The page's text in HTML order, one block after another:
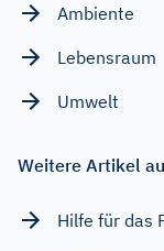
Ambiente
Lebensraum
Umwelt
Weitere Artikel
Hilfe für das